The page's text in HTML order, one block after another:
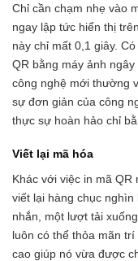
Chỉ cần chạm nhẹ vào
ngay lập tức hiển thị
này chỉ mất 0,1 giây.
QR bằng máy ảnh
công nghệ mới thường
sự đơn giản của công
thực sự hoàn hảo chỉ
Viết lại mã hóa
Khác với việc in mã
viết lại hàng chục
nhắn, một lượt tải
luôn có thể thỏa mãn
cao giúp nó vừa được